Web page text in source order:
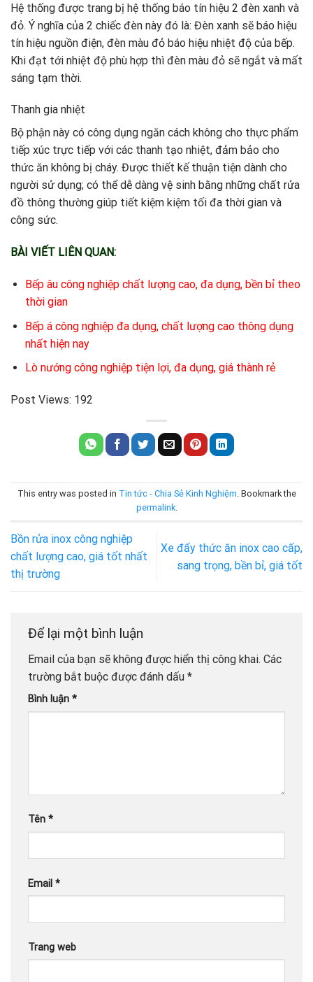
Hệ thống được trang bị hệ thống báo tín hiệu 2 đèn xanh và
đỏ. Ý nghĩa của 2 chiếc đèn này đó là: Đèn xanh sẽ báo hiệu
tín hiệu nguồn điện, đèn màu đỏ báo hiệu nhiệt độ của bếp.
Khi đạt tới nhiệt độ phù hợp thì đèn màu đỏ sẽ ngắt và mất
sáng tạm thời.
Thanh gia nhiệt
Bộ phận này có công dụng ngăn cách không cho thực phẩm
tiếp xúc trực tiếp với các thanh tạo nhiệt, đảm bảo cho
thức ăn không bị cháy. Được thiết kế thuận tiện dành cho
người sử dụng; có thể dễ dàng vệ sinh bằng những chất rửa
đồ thông thường giúp tiết kiệm kiệm tối đa thời gian và
công sức.
BÀI VIẾT LIÊN QUAN:
Bếp âu công nghiệp chất lượng cao, đa dụng, bền bỉ theo
thời gian
Bếp á công nghiệp đa dụng, chất lượng cao thông dụng
nhất hiện nay
Lò nướng công nghiệp tiện lợi, đa dụng, giá thành rẻ
Post Views: 192
This entry was posted in Tin tức - Chia Sẻ Kinh Nghiệm. Bookmark the
permalink.
Bồn rửa inox công nghiệp
chất lượng cao, giá tốt nhất
thị trường
Xe đẩy thức ăn inox cao cấp,
sang trọng, bền bỉ, giá tốt
Để lại một bình luận
Email của bạn sẽ không được hiển thị công khai. Các
trường bắt buộc được đánh dấu *
Bình luận *
Tên *
Email *
Trang web